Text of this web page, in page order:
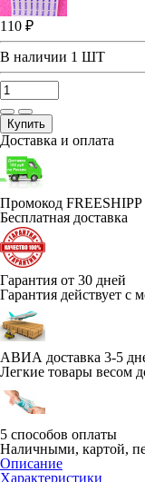
110 ₽
В наличии 1 ШТ
Купить
Доставка и оплата
Промокод FREESHIPP
Бесплатная доставка
Гарантия от 30 дней
Гарантия действует с
АВИА доставка 3-5
Легкие товары весом
5 способов оплаты
Наличными, картой,
Описание
Характеристики